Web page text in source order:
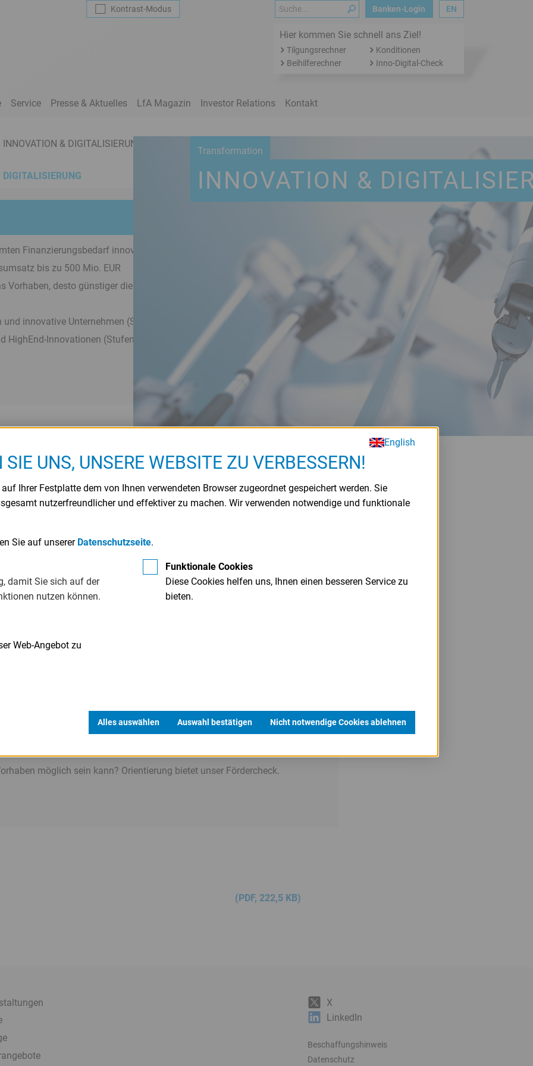
Kontrast-Modus
Service Presse & Aktuelles LfA Magazin Investor Relations Kontakt
Suche Banken-Login EN
Hier kommen Sie schnell ans Ziel!
Tilgungsrechner
Konditionen
Beihilferechner
Inno-Digital-Check
Transformation
INNOVATION &
INNOVATION & DIGITALISIERUNG
DIGITALISIERUNG
Finanzierungsbedarf innovativer Unternehmen
bis zu 500 Mio. EUR
desto günstiger die Zinssätze
innovative Unternehmen (Stufe 1)
HighEnd-Innovationen (Stufen 2 und 3) möglich. Details hierzu siehe
bis zu 500 Mio. EUR (Förderung von Basisdigitalisierungen nur für
desto günstiger die Zinssätze
(Stufe 1)
HighEnd-Digitalisierungen (Stufen 2 und 3) möglich. Details hierzu siehe
gibt es jeweils drei Förderstufen: Je anspruchsvollerdas Vorhaben
möglich sein kann? Orientierung bietet unser Fördercheck.
(PDF, 222,5 KB)
X
LinkedIn
Beschaffungshinweis
Datenschutz
English
UNS, UNSERE WEBSITE ZU VERBESSERN!
Ihrer Festplatte dem von Ihnen verwendeten Browser zugeordnet gespeichert werden. Sie
nutzerfreundlicher und effektiver zu machen. Wir verwenden notwendige und funktionale
Sie auf unserer Datenschutzseite.
damit Sie sich auf der
nutzen können.
Funktionale Cookies
Diese Cookies helfen uns, Ihnen einen besseren Service zu
bieten.
Web-Angebot zu
Alles auswählen Auswahl bestätigen Nicht notwendige Cookies ablehnen